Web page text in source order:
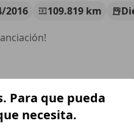
2016 109.819 km
Para que pueda
necesita.